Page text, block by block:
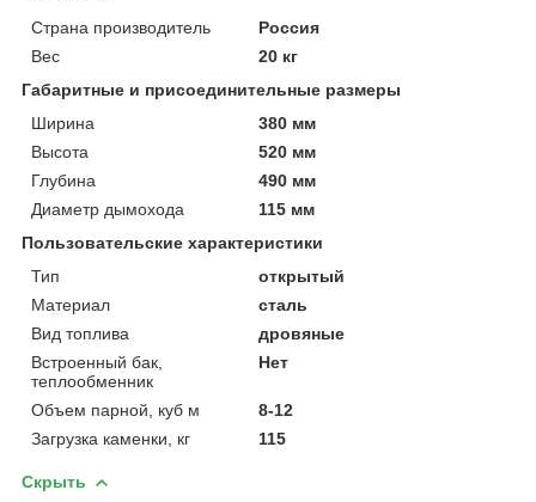
Страна производитель
Россия
Вес
20 кг
Габаритные и присоединительные размеры
Ширина
380 мм
Высота
520 мм
Глубина
490 мм
Диаметр дымохода
115 мм
Пользовательские характеристики
Тип
открытый
Материал
сталь
Вид топлива
дровяные
Встроенный бак,
теплообменник
Нет
Объем парной, куб м
8-12
Загрузка каменки, кг
115
Скрыть